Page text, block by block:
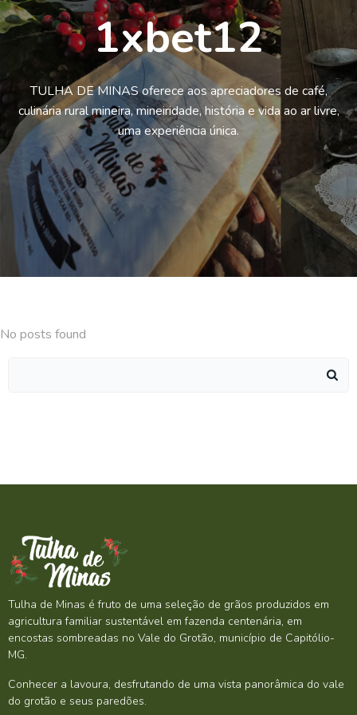
1xbet12
TULHA DE MINAS oferece aos apreciadores de café,
culinária rural mineira, mineiridade, história e vida ao ar livre,
uma experiência única.
No posts found
Tulha de Minas é fruto de uma seleção de grãos produzidos em
agricultura familiar sustentável em fazenda centenária, em
encostas sombreadas no Vale do Grotão, município de Capitólio-
MG.
Conhecer a lavoura, desfrutando de uma vista panorâmica do vale
do grotão e seus paredões.